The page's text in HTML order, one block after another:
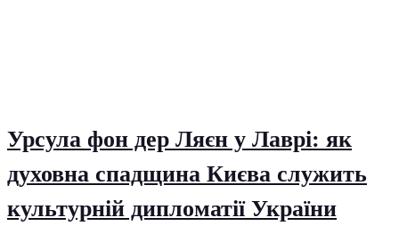
Урсула фон дер Ляєн у Лаврі: як
духовна спадщина Києва служить
культурній дипломатії України